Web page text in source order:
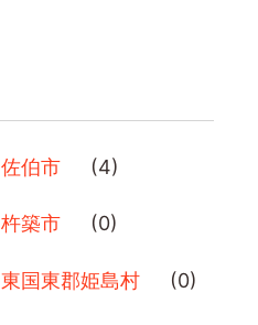
佐伯市 (4)
杵築市 (0)
東国東郡姫島村 (0)